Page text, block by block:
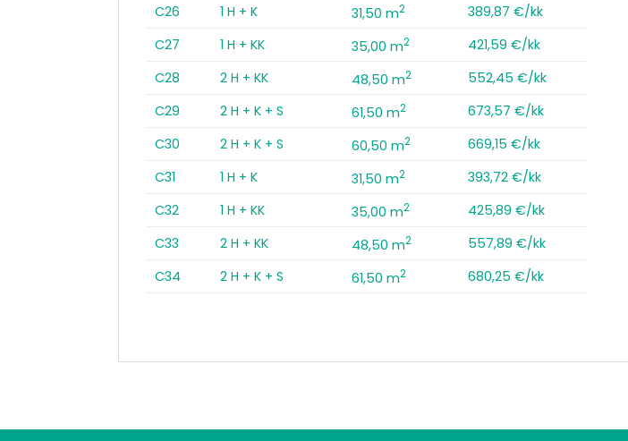
C26
1 H + K 31,50 m2
389,87 €/kk
C27
1 H + KK 35,00 m2
421,59 €/kk
C28
2 H + KK 48,50 m2
552,45 €/kk
C29
2 H + K + S 61,50 m2
673,57 €/kk
C30
2 H + K + S 60,50 m2
669,15 €/kk
C31
1 H + K 31,50 m2
393,72 €/kk
C32
1 H + KK 35,00 m2
425,89 €/kk
C33
2 H + KK 48,50 m2
557,89 €/kk
C34
2 H + K + S 61,50 m2 680,25 €/kk